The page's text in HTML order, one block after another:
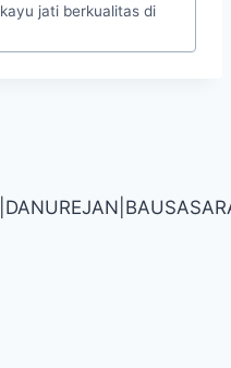
jati berkualitas di